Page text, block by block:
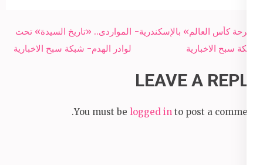
Post
navigation
المواردى.. «تاريخ السيدة» تحت
لوادر الهدم- شبكة سبح الاخبارية
«فرحة كأس العالم» بالإسكندرية-
شبكة سبح الاخبارية
LEAVE A REPLY
You must be logged in to post a comment.